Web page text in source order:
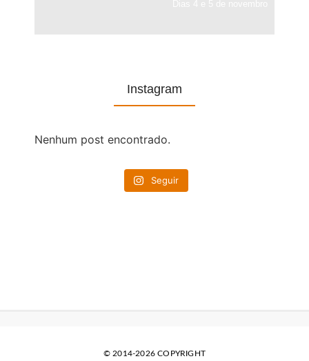
Instagram
Nenhum post encontrado.
Seguir
© 2014-2026 COPYRIGHT